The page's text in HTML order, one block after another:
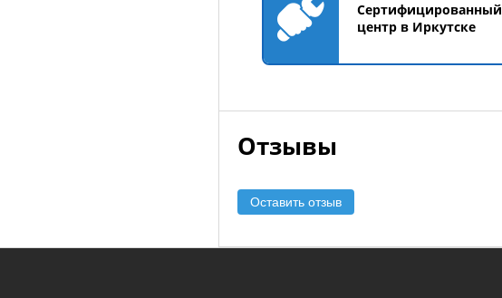
Сертифицированный
центр в Иркутске
Отзывы
Оставить отзыв